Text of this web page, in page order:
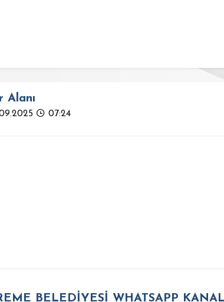
Alanı
07:24
BELEDİYESİ WHATSAPP